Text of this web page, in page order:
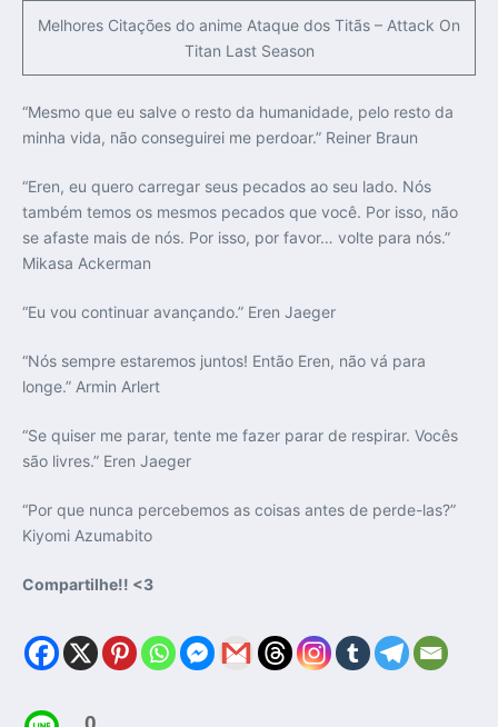
Melhores Citações do anime Ataque dos Titãs – Attack On
Titan Last Season
“Mesmo que eu salve o resto da humanidade, pelo resto da
minha vida, não conseguirei me perdoar.” Reiner Braun
“Eren, eu quero carregar seus pecados ao seu lado. Nós
também temos os mesmos pecados que você. Por isso, não
se afaste mais de nós. Por isso, por favor… volte para nós.”
Mikasa Ackerman
“Eu vou continuar avançando.” Eren Jaeger
“Nós sempre estaremos juntos! Então Eren, não vá para
longe.” Armin Arlert
“Se quiser me parar, tente me fazer parar de respirar. Vocês
são livres.” Eren Jaeger
“Por que nunca percebemos as coisas antes de perde-las?”
Kiyomi Azumabito
Compartilhe!! <3